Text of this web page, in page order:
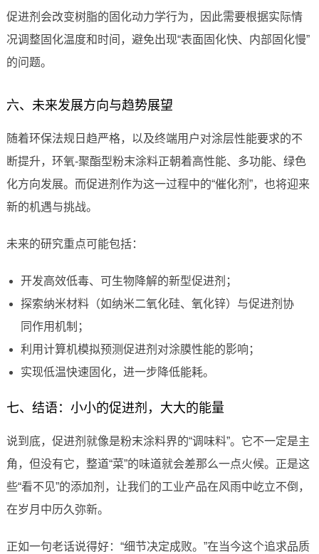
促进剂会改变树脂的固化动力学行为，因此需要根据实际情
况调整固化温度和时间，避免出现“表面固化快、内部固化慢”
的问题。
六、未来发展方向与趋势展望
随着环保法规日趋严格，以及终端用户对涂层性能要求的不
断提升，环氧-聚酯型粉末涂料正朝着高性能、多功能、绿色
化方向发展。而促进剂作为这一过程中的“催化剂”，也将迎来
新的机遇与挑战。
未来的研究重点可能包括：
开发高效低毒、可生物降解的新型促进剂；
探索纳米材料（如纳米二氧化硅、氧化锌）与促进剂协
同作用机制；
利用计算机模拟预测促进剂对涂膜性能的影响；
实现低温快速固化，进一步降低能耗。
七、结语：小小的促进剂，大大的能量
说到底，促进剂就像是粉末涂料界的“调味料”。它不一定是主
角，但没有它，整道“菜”的味道就会差那么一点火候。正是这
些“看不见”的添加剂，让我们的工业产品在风雨中屹立不倒，
在岁月中历久弥新。
正如一句老话说得好：“细节决定成败。”在当今这个追求品质